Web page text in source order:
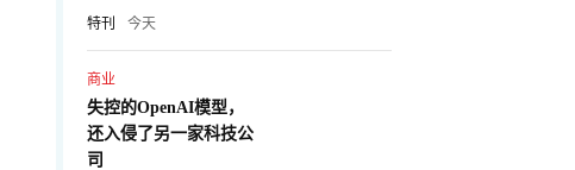
特刊 今天
商业
失控的OpenAI模型，
还入侵了另一家科技公
司